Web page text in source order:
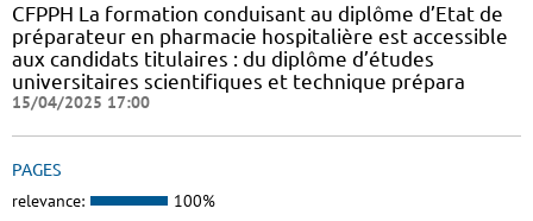
CFPPH La formation conduisant au diplôme d’Etat de
préparateur en pharmacie hospitalière est accessible
aux candidats titulaires : du diplôme d’études
universitaires scientifiques et technique prépara
15/04/2025 17:00
PAGES
relevance: 100%